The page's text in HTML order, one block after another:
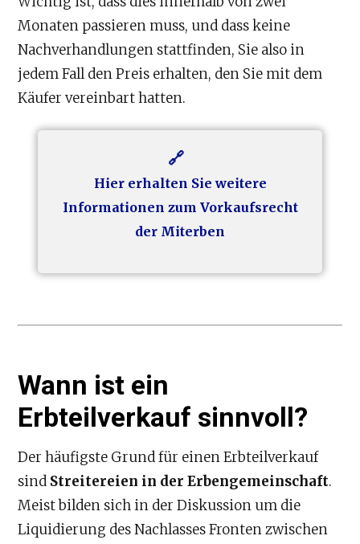
Monaten passieren muss, und dass keine
Nachverhandlungen stattfinden, Sie also in
jedem Fall den Preis erhalten, den Sie mit dem
Käufer vereinbart hatten.
Hier erhalten Sie weitere
Informationen zum Vorkaufsrecht
der Miterben
Wann ist ein
Erbteilverkauf sinnvoll?
Der häufigste Grund für einen Erbteilverkauf
sind Streitereien in der Erbengemeinschaft.
Meist bilden sich in der Diskussion um die
Liquidierung des Nachlasses Fronten zwischen